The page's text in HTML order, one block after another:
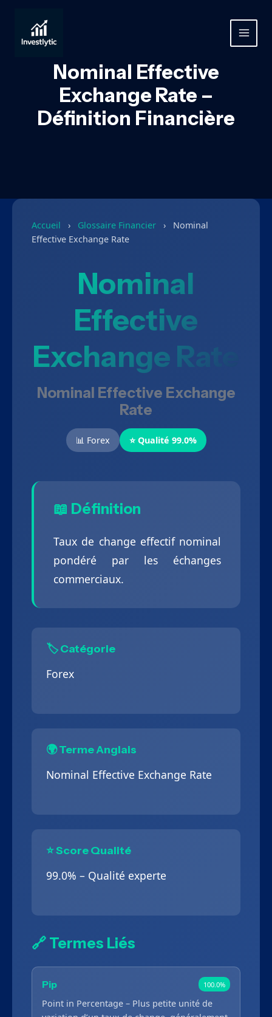
contenu
MAIN
Nominal Effective
Exchange Rate –
Définition Financière
Accueil › Glossaire Financier ›
Nominal
Effective Exchange Rate
Nominal
Effective
Exchange Rate
Nominal Effective Exchange
Rate
📊 Forex ⭐ Qualité 99.0%
📖 Définition
Taux de change effectif nominal
pondéré par les échanges
commerciaux.
🏷️ Catégorie
Forex
🌍 Terme Anglais
Nominal Effective Exchange Rate
⭐ Score Qualité
99.0% – Qualité experte
🔗 Termes Liés
Pip 100.0%
Point in Percentage – Plus petite unité de